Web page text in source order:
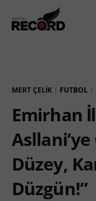
MERT ÇELIK | FUTBOL |
Emirhan
Düzey,
Düzgün!”